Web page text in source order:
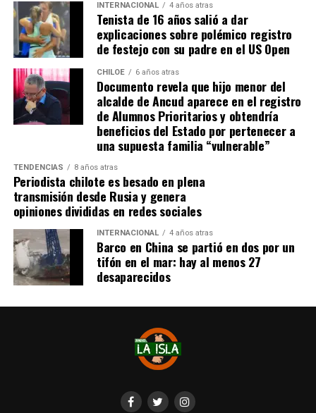
Actualmente, Gómez se encuentra en Santiago
realizando trámites y participando como invitada en
distintos medios de comunicación. Aunque aún no tiene
una fecha exacta para su viaje a Estados Unidos, donde
se administra el medicamento, indicó que esperan
realizarlo «a mediados de junio».
Cabe destacar que, pese a que se logró reunir el dinero y,
por ende, la meta se cumplió, continúan circulando por
redes sociales, eventos a beneficios de Tomás Ross.
¿Como ayudar?
Instagram, Dante_contra_duchenne
Fernando Jara (padre)
19.968.680-1
Banco Falabella, cuenta corriente
11510154944
fernandokine1998@gmail.com
INTERNACIONAL 4 años atras
Tenista de 16 años salió a dar
explicaciones sobre polémico registro
de festejo con su padre en el US Open
CHILOE 6 años atras
Documento revela que hijo menor del
alcalde de Ancud aparece en el registro
de Alumnos Prioritarios y obtendría
beneficios del Estado por pertenecer a
una supuesta familia “vulnerable”
TENDENCIAS 8 años atras
Periodista chilote es besado en plena
transmisión desde Rusia y genera
opiniones divididas en redes sociales
INTERNACIONAL 4 años atras
Barco en China se partió en dos por un
tifón en el mar: hay al menos 27
desaparecidos